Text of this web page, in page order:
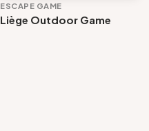
ESCAPE GAME
Liège Outdoor Game